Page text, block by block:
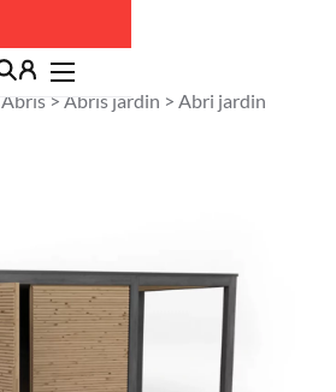
Abris> Abris jardin > Abri jardin